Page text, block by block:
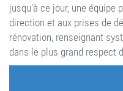
jusqu'à ce jour, une équipe
direction et aux prises de
rénovation, renseignant
dans le plus grand respect